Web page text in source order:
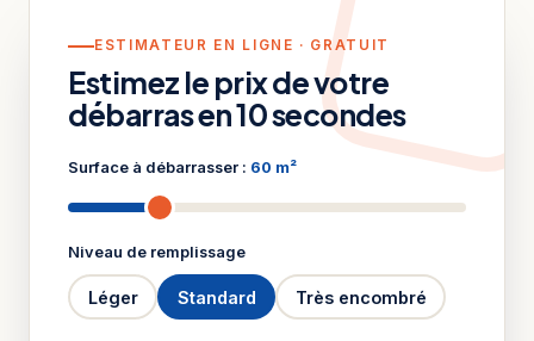
ESTIMATEUR EN LIGNE · GRATUIT
Estimez le prix de votre
débarras en 10 secondes
Surface à débarrasser : 60 m²
Niveau de remplissage
Léger Standard Très encombré